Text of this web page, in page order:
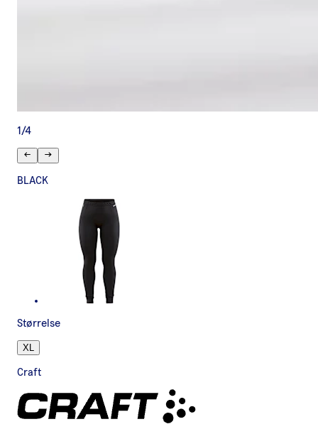
1 /4
BLACK
Størrelse
XL
Craft